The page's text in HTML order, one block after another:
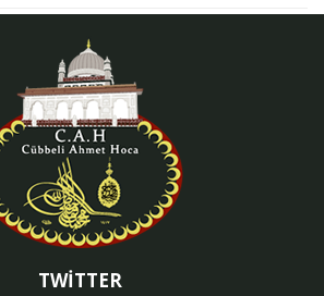
TWİTTER